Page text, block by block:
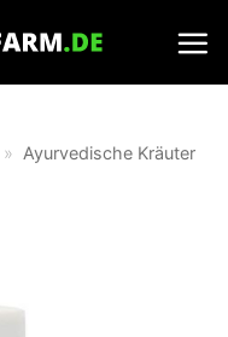
» Ayurvedische Kräuter